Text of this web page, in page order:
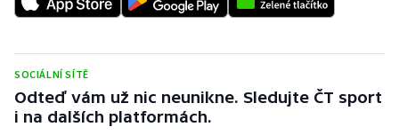
SOCIÁLNÍ SÍTĚ
Odteď vám už nic neunikne. Sledujte ČT sport
i na dalších platformách.